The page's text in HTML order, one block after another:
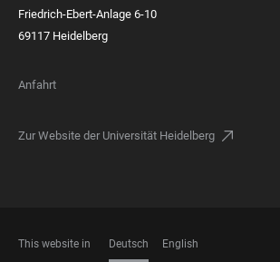
Friedrich-Ebert-Anlage 6-10
69117 Heidelberg
Anfahrt
Zur Website der Universität Heidelberg
This website in Deutsch English